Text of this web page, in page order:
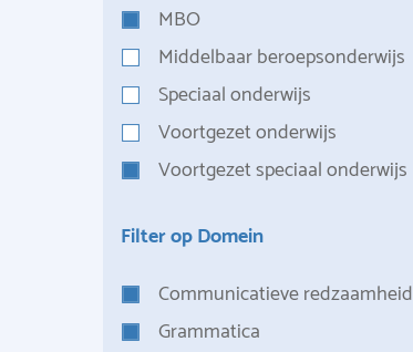
MBO
Middelbaar beroepsonderwijs
Speciaal onderwijs
Voortgezet onderwijs
Voortgezet speciaal onderwijs
Filter op Domein
Communicatieve redzaamheid
Grammatica